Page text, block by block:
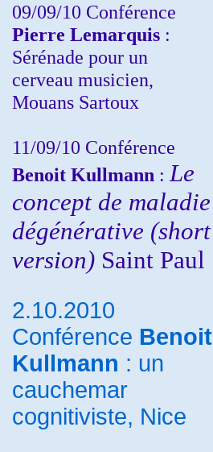
09/09/10 Conférence
Pierre Lemarquis :
Sérénade pour un
cerveau musicien,
Mouans Sartoux
11/09/10 Conférence
Benoit Kullmann : Le
concept de maladie
dégénérative (short
version) Saint Paul
2.10.2010
Conférence Benoit
Kullmann : un
cauchemar
cognitiviste, Nice